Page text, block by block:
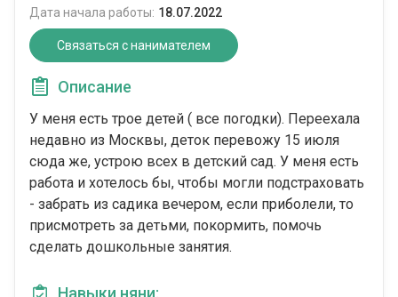
Дата начала работы: 18.07.2022
Связаться с нанимателем
Описание
У меня есть трое детей ( все погодки). Переехала
недавно из Москвы, деток перевожу 15 июля
сюда же, устрою всех в детский сад. У меня есть
работа и хотелось бы, чтобы могли подстраховать
- забрать из садика вечером, если приболели, то
присмотреть за детьми, покормить, помочь
сделать дошкольные занятия.
Навыки няни: